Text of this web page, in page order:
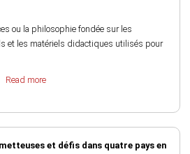
ou la philosophie fondée sur les
et les matériels didactiques utilisés pour
Read more
et défis dans quatre pays en